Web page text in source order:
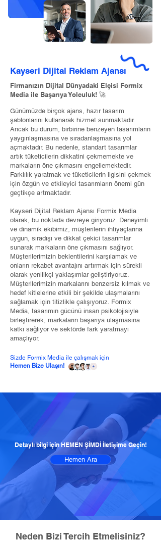
Kayseri Dijital Reklam Ajansı
Firmanızın Dijital Dünyadaki Elçisi Formix
Media ile Başarıya Yolculuk! 🚀
Günümüzde birçok ajans, hazır tasarım
şablonlarını kullanarak hizmet sunmaktadır.
Ancak bu durum, birbirine benzeyen tasarımların
yaygınlaşmasına ve sıradanlaşmasına yol
açmaktadır. Bu nedenle, standart tasarımlar
artık tüketicilerin dikkatini çekmemekte ve
markaların öne çıkmasını engellemektedir.
Farklılık yaratmak ve tüketicilerin ilgisini çekmek
için özgün ve etkileyici tasarımların önemi gün
geçtikçe artmaktadır.
Kayseri Dijital Reklam Ajansı Formix Media
olarak, bu noktada devreye giriyoruz. Deneyimli
ve dinamik ekibimiz, müşterilerin ihtiyaçlarına
uygun, sıradışı ve dikkat çekici tasarımlar
sunarak markaların öne çıkmasını sağlıyor.
Müşterilerimizin beklentilerini karşılamak ve
onların rekabet avantajını artırmak için sürekli
olarak yenilikçi yaklaşımlar geliştiriyoruz.
Müşterilerimizin markalarını benzersiz kılmak ve
hedef kitlelerine etkili bir şekilde ulaşmalarını
sağlamak için titizlikle çalışıyoruz. Formix
Media, tasarımın gücünü insan psikolojisiyle
birleştirerek, markaların başarıya ulaşmasına
katkı sağlıyor ve sektörde fark yaratmayı
amaçlıyor.
Sizde Formix Media ile çalışmak için
Hemen Bize Ulaşın!
Hemen Ara
Detaylı bilgi için HEMEN ŞİMDİ İletişime Geçin!
Neden Bizi Tercih Etmelisiniz?